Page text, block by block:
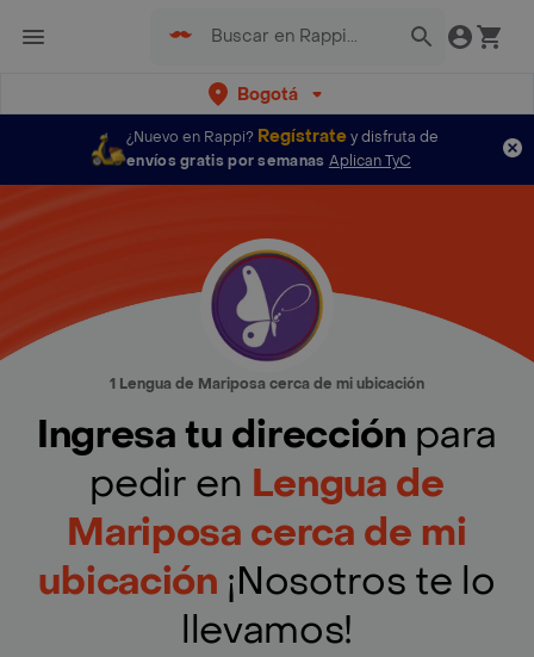
Bogotá
¿Nuevo en Rappi? Regístratey disfruta de
envíos gratis por semanas Aplican TyC
1 Lengua de Mariposa cerca de mi ubicación
Ingresa tu dirección para
pedir en Lengua de
Mariposa cerca de mi
ubicación ¡Nosotros te lo
llevamos!